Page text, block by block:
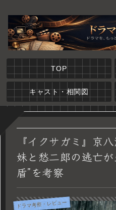
TOP
キャスト・相関図
『イクサガミ』京
妹と愁二郎の逃亡
盾”を考察
ドラマ考察・レビュー